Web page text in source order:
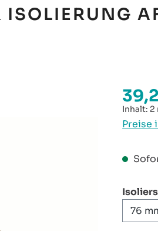
ISOLIERUNG
Inhalt: 2
Preise